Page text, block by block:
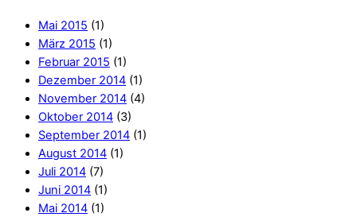
Mai 2015 (1)
März 2015 (1)
Februar 2015 (1)
Dezember 2014 (1)
November 2014 (4)
Oktober 2014 (3)
September 2014 (1)
August 2014 (1)
Juli 2014 (7)
Juni 2014 (1)
Mai 2014 (1)